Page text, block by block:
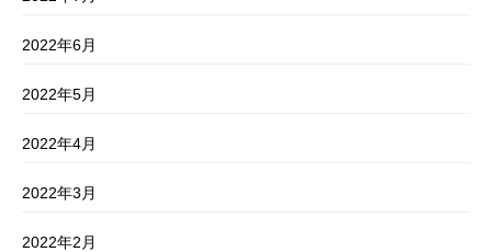
2022年6月
2022年5月
2022年4月
2022年3月
2022年2月